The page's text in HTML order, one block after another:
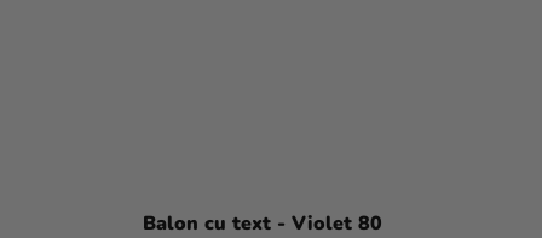
Balon cu text - Violet 80